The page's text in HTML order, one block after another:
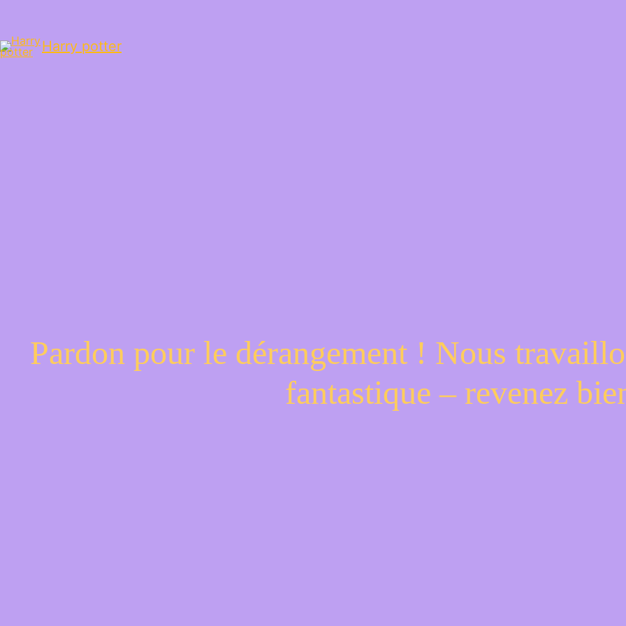
Harry potter
Pardon pour le dérangement ! Nous
fantastique – revenez